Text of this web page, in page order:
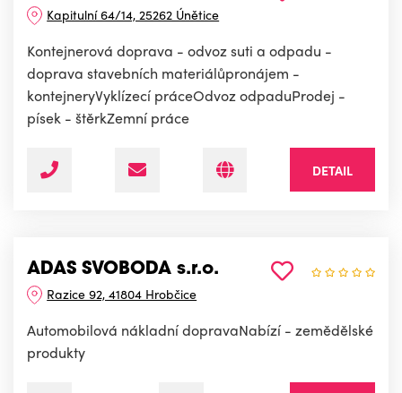
Kapitulní 64/14, 25262 Únětice
Kontejnerová doprava - odvoz suti a odpadu -
doprava stavebních materiálůpronájem -
kontejneryVyklízecí práceOdvoz odpaduProdej -
písek - štěrkZemní práce
DETAIL
ADAS SVOBODA s.r.o.
Razice 92, 41804 Hrobčice
Automobilová nákladní dopravaNabízí - zemědělské
produkty